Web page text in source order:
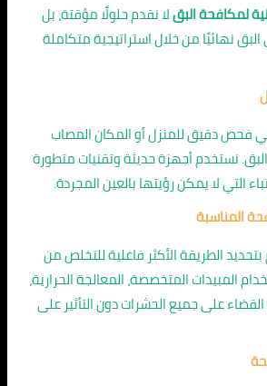
لمكافحة البقلا نقدم حلولًا مؤقتة، بل
نهائيًا من خلال استراتيجية متكاملة
فحص دقيق للمنزل أو المكان المصاب
نستخدم أجهزة حديثة وتقنيات متطورة
التي لا يمكن رؤيتها بالعين المجردة.
الطريقة الأكثر فاعلية للتخلص من
المبيدات المتخصصة، المعالجة الحرارية،
القضاء على جميع الحشرات دون التأثير على